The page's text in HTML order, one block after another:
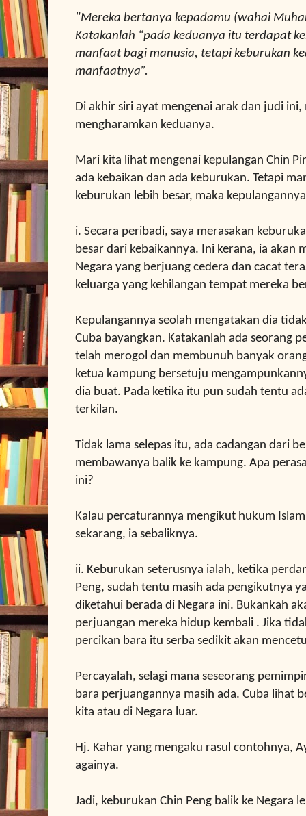
"Mereka bertanya kepadamu (wahai
Katakanlah “pada keduanya itu terdapat
manfaat bagi manusia, tetapi keburukan
manfaatnya”.
Di akhir siri ayat mengenai arak dan judi ini,
mengharamkan keduanya.
Mari kita lihat mengenai kepulangan Chin
ada kebaikan dan ada keburukan. Tetapi
keburukan lebih besar, maka
i. Secara peribadi, saya merasakan
besar dari kebaikannya. Ini kerana, ia akan
Negara yang berjuang cedera dan cacat
keluarga yang kehilangan tempat mereka
Kepulangannya seolah mengatakan dia
Cuba bayangkan. Katakanlah ada seorang
telah merogol dan membunuh banyak
ketua kampung bersetuju
dia buat. Pada ketika itu pun sudah tentu
terkilan.
Tidak lama selepas itu, ada cadangan dari
membawanya balik ke kampung. Apa
ini?
Kalau percaturannya mengikut hukum
sekarang, ia sebaliknya.
ii. Keburukan seterusnya ialah, ketika
Peng, sudah tentu masih ada pengikutnya
diketahui berada di Negara ini. Bukankah
perjuangan mereka hidup kembali . Jika
percikan bara itu serba sedikit akan
Percayalah, selagi mana seseorang
bara perjuangannya masih ada. Cuba lihat
kita atau di Negara luar.
Hj. Kahar yang mengaku rasul contohnya,
againya.
Jadi, keburukan Chin Peng balik ke Negara